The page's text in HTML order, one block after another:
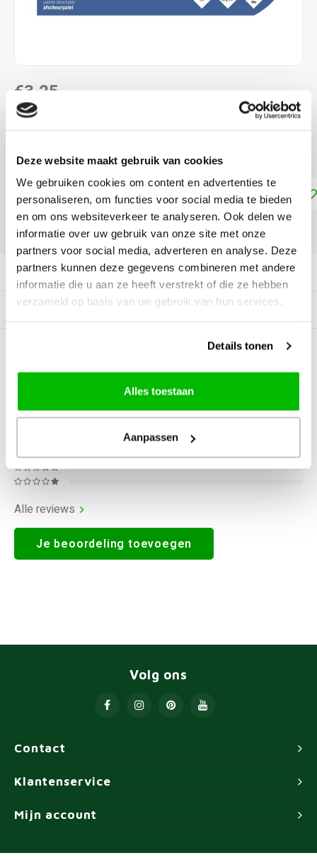
Deze website maakt gebruik van cookies
We gebruiken cookies om content en advertenties te
personaliseren, om functies voor social media te bieden
en om ons websiteverkeer te analyseren. Ook delen we
informatie over uw gebruik van onze site met onze
partners voor social media, adverteren en analyse. Deze
partners kunnen deze gegevens combineren met andere
informatie die u aan ze heeft verstrekt of die ze hebben
verzameld op basis van uw gebruik van hun services.
Details tonen
Alles toestaan
Aanpassen
€3,25
DIRECT LEVERBAAR
Geschikt voor olieverf en acrylverf Lees meer
Toevoegen aan winkelwagen
DELEN:
Productomschrijving
Gerelateerde producten
BEOORDELINGEN
Alle reviews
Je beoordeling toevoegen
Contact
Volg ons
Klantenservice
Mijn account